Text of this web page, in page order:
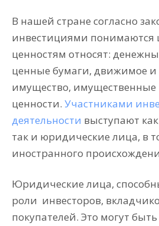
В нашей стране согласно
инвестициями понимаются
ценностям относят:
ценные бумаги, движимое
имущество, имущественные
ценности. Участниками
деятельности выступают как
так и юридические лица, в
иностранного
Юридические лица,
роли инвесторов,
покупателей. Это могут